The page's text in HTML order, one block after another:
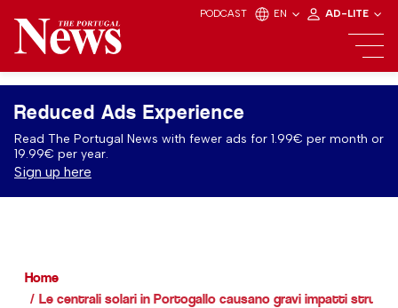
PODCAST EN AD-LITE
Reduced Ads Experience
Read The Portugal News with fewer ads for 1.99€ per month or
19.99€ per year.
Sign up here
Home
Le centrali solari in Portogallo causano gravi impatti